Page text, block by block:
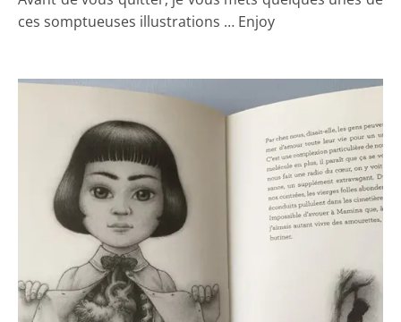
ces somptueuses illustrations … Enjoy